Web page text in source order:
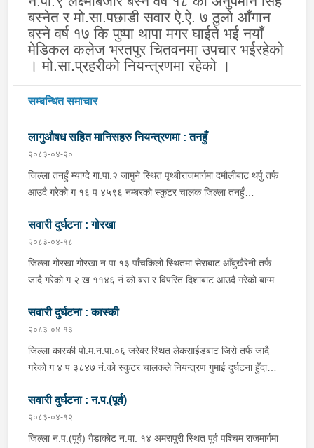
बस्नेत र मो.सा.पछाडी सवार ऐ.ऐ. ७ ठुलो आँगान
बस्ने वर्ष १७ कि पुष्पा थापा मगर घाईते भई नयाँ
मेडिकल कलेज भरतपुर चितवनमा उपचार भईरहेको
। मो.सा.प्रहरीको नियन्त्रणमा रहेको ।
सम्बन्धित समाचार
लागुऔषध सहित मानिसहरु नियन्त्रणमा : तनहुँ
२०८३-०४-२०
जिल्ला तनहुँ म्याग्दे गा.पा.२ जामुने स्थित पृथ्बीराजमार्गमा दमौलीबाट थर्पु तर्फ
आउदै गरेको ग १६ प ४५९६ नम्बरको स्कुटर चालक जिल्ला तनहुँ
ऐ.५ बस्ने बर्ष ३४ को नरजंग राना स्कुटर रोकी सर्भिस लेनमा बसीरहेको
अबस्थामा थर्पुबाट खटिएको प्रहरी टोलिले शंकास्पद लागि चेकजाँच गर्ने
क्रममा निज अमन पौडेलको साथबाट र स्कुटरको डिक्की भित्रबाट गरी
प्रतिबन्धित लागुऔषध फेनारागन ११ एम्पुल, डाइजेपाम ११ एम्पुल, नुर्फिन ११
भइरहेको ।
सवारी दुर्घटना : गोरखा
२०८३-०४-१८
जिल्ला गोरखा गोरखा न.पा.१३ पाँचकिलो स्थितमा सेराबाट आँबुखैरेनी तर्फ
जादै गरेको ग २ ख ११४६ नं.को बस र विपरित दिशाबाट आउदै गरेको बाग्मती
जिल्ला गोरखा सहिदलखन गा.पा.१ बक्राङ बस्ने वर्ष ३४ को विवश वि.क,
सवार वर्ष २७ को शंकर बिश्वकर्मा, शंकर वि.क को छोरी १५ महिनाकी प्रभा
विश्वकर्मा, बस चालक जिल्ला गोरखा पालुङटार न.पा.६ बस्ने वर्ष ३० को
मिलन गुरुङ. गोरखा न.पा.१३ देउराली बस्ने वर्ष ४२ को कृष्णा राम नराल
पठाएको ।
सवारी दुर्घटना : कास्की
२०८३-०४-१३
जिल्ला कास्की पो.म.न.पा.०६ जरेबर स्थित लेकसाईडबाट जिरो तर्फ जादै
गरेको ग ४ प ३८४७ नं.को स्कुटर चालकले नियन्त्रण गुमाई दुर्घटना हुँदा
अर्चलबोट बस्ने बर्ष २४ कि शान्ति नेपाली घाईते भई उपचारको लागि G.M.C
अस्पताल पठाइएको ।
सवारी दुर्घटना : न.प.(पूर्व)
२०८३-०४-१२
जिल्ला न.प.(पूर्व) गैडाकोट न.पा. १४ अमरापुरी स्थित पूर्व पश्चिम राजमार्गमा